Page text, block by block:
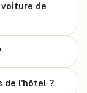
de
de l'hôtel ?